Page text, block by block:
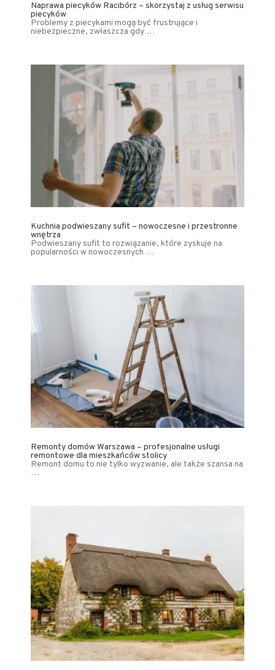
Naprawa piecyków Racibórz – skorzystaj z usług serwisu
piecyków
Problemy z piecykami mogą być frustrujące i
niebezpieczne, zwłaszcza gdy …
Kuchnia podwieszany sufit – nowoczesne i przestronne
wnętrza
Podwieszany sufit to rozwiązanie, które zyskuje na
popularności w nowoczesnych …
Remonty domów Warszawa – profesjonalne usługi
remontowe dla mieszkańców stolicy
Remont domu to nie tylko wyzwanie, ale także szansa na
…